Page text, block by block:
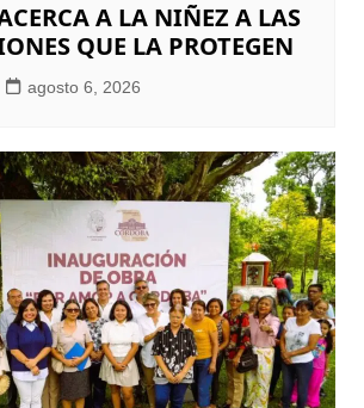
A LA NIÑEZ A LAS
QUE LA PROTEGEN
agosto 6, 2026